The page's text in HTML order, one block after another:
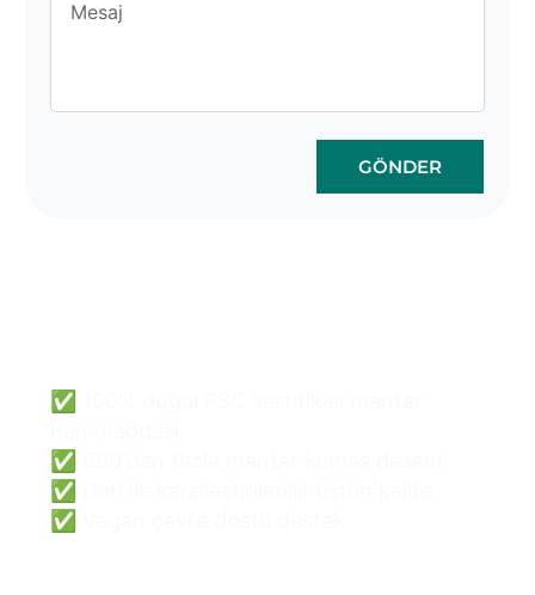
GÖNDER
✅ 100% doğal FSC sertifikalı mantar
✅ 500'den fazla mantar kumaş deseni
✅ Deri ile karşılaştırılabilir üstün kalite
✅ Vegan çevre dostu destek